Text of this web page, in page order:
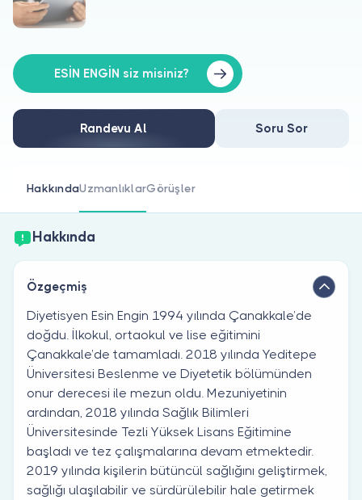
Hakkımızda
Doktorlar için
Doktor musunuz?
ESİN ENGİN siz misiniz?
Randevu Al Soru Sor
HakkındaUzmanlıklarGörüşler
Hakkında
Özgeçmiş
Diyetisyen Esin Engin 1994 yılında Çanakkale’de
doğdu. İlkokul, ortaokul ve lise eğitimini
Çanakkale’de tamamladı. 2018 yılında Yeditepe
Üniversitesi Beslenme ve Diyetetik bölümünden
onur derecesi ile mezun oldu. Mezuniyetinin
ardından, 2018 yılında Sağlık Bilimleri
Üniversitesinde Tezli Yüksek Lisans Eğitimine
başladı ve tez çalışmalarına devam etmektedir.
2019 yılında kişilerin bütüncül sağlığını geliştirmek,
sağlığı ulaşılabilir ve sürdürülebilir hale getirmek